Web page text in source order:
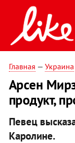
Главная — Украина
Арсен
продукт,
Певец
Каролине.